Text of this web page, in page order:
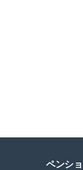
ペンシ